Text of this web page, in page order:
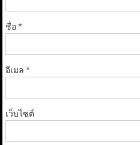
ชื่อ*
อีเมล *
เว็บไซต์